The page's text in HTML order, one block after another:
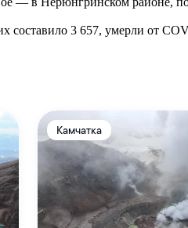
3 657, умерли от